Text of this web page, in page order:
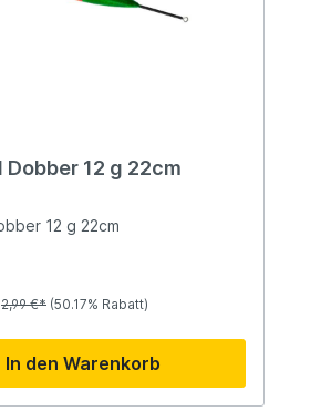
Allround Dobber 12 g 22cm
Allround Dobber 12 g 22cm
2,99 €* (50.17% Rabatt)
In den Warenkorb